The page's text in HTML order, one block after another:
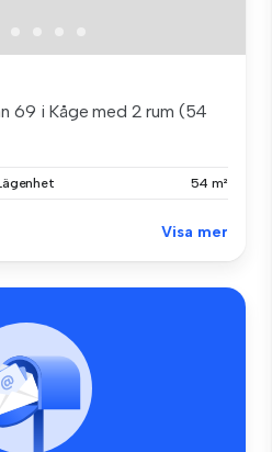
69 i Kåge med 2 rum (54
54 m²
Visa mer